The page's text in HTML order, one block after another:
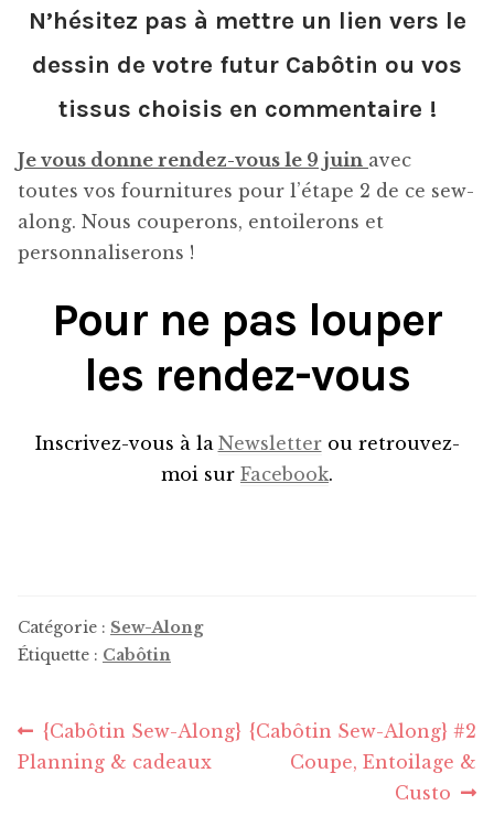
N’hésitez pas à mettre un lien vers le
dessin de votre futur Cabôtin ou vos
tissus choisis en commentaire !
Je vous donne rendez-vous le 9 juin avec
toutes vos fournitures pour l’étape 2 de ce sew-
along. Nous couperons, entoilerons et
personnaliserons !
Pour ne pas louper
les rendez-vous
Inscrivez-vous à la Newsletterou retrouvez-
moi sur Facebook.
Catégorie : Sew-Along
Étiquette : Cabôtin
Navigation
de
Article
précédent :
{Cabôtin Sew-Along}
Planning & cadeaux
Article
suivant :
{Cabôtin Sew-Along} #2
Coupe, Entoilage &
Custo